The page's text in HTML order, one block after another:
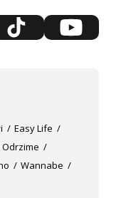
Easy Life
Odrzime
Wannabe